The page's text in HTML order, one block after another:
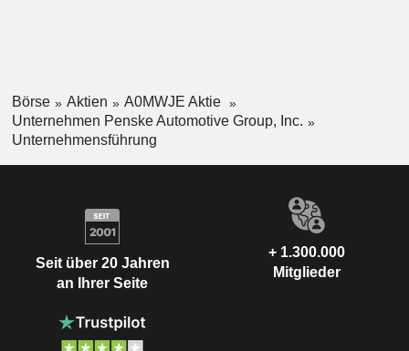
Börse Aktien
A0MWJE Aktie
Unternehmen Penske Automotive Group, Inc.
Unternehmensführung
Seit über 20 Jahren
an Ihrer Seite
+ 1.300.000
Mitglieder